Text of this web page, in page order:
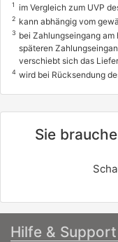
1 im Vergleich zum UVP
2 kann abhängig vom
3 bei Zahlungseingang
späteren
verschiebt sich das
4 wird bei Rücksendung
Sie
Hilfe & Support